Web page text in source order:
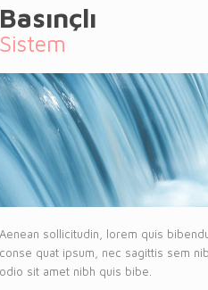
Basınçlı
Sistem
Aenean sollicitudin, lorem quis
conse quat ipsum, nec sagittis sem
odio sit amet nibh quis bibe.